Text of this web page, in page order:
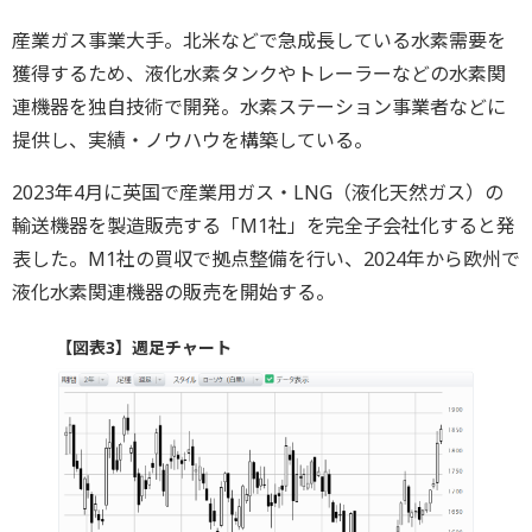
産業ガス事業大手。北米などで急成長している水素需要を
獲得するため、液化水素タンクやトレーラーなどの水素関
連機器を独自技術で開発。水素ステーション事業者などに
提供し、実績・ノウハウを構築している。
2023年4月に英国で産業用ガス・LNG（液化天然ガス）の
輸送機器を製造販売する「M1社」を完全子会社化すると発
表した。M1社の買収で拠点整備を行い、2024年から欧州で
液化水素関連機器の販売を開始する。
【図表3】週足チャート